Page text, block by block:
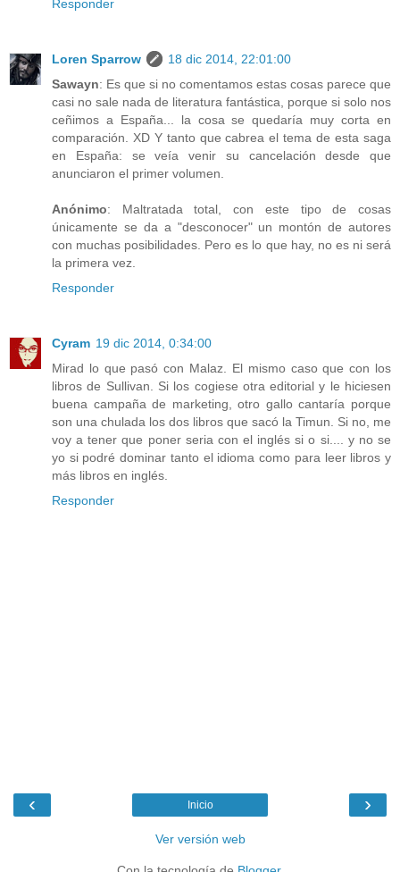
Responder
Loren Sparrow
18 dic 2014, 22:01:00
Sawayn: Es que si no comentamos estas cosas parece que
casi no sale nada de literatura fantástica, porque si solo nos
ceñimos a España... la cosa se quedaría muy corta en
comparación. XD Y tanto que cabrea el tema de esta saga
en España: se veía venir su cancelación desde que
anunciaron el primer volumen.
Anónimo: Maltratada total, con este tipo de cosas
únicamente se da a "desconocer" un montón de autores
con muchas posibilidades. Pero es lo que hay, no es ni será
la primera vez.
Responder
Cyram 19 dic 2014, 0:34:00
Mirad lo que pasó con Malaz. El mismo caso que con los
libros de Sullivan. Si los cogiese otra editorial y le hiciesen
buena campaña de marketing, otro gallo cantaría porque
son una chulada los dos libros que sacó la Timun. Si no, me
voy a tener que poner seria con el inglés si o si.... y no se
yo si podré dominar tanto el idioma como para leer libros y
más libros en inglés.
Responder
‹ ›
Inicio
Ver versión web